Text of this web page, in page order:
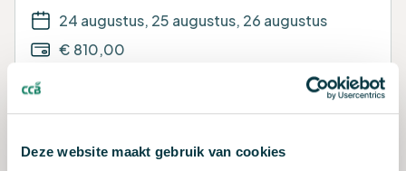
Deze website maakt gebruik van cookies
24 augustus, 25 augustus, 26 augustus
€ 810,00
Inschrijven